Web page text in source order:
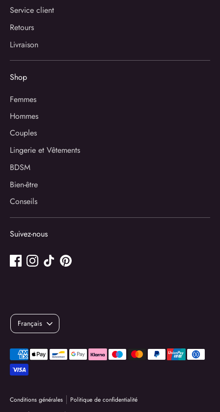
Service client
Retours
Livraison
Shop
Femmes
Hommes
Couples
Lingerie et Vêtements
BDSM
Bien-être
Conseils
Suivez-nous
Conditions générales
Politique de confidentialité
LangueFrançais
Méthodes
de
paiement